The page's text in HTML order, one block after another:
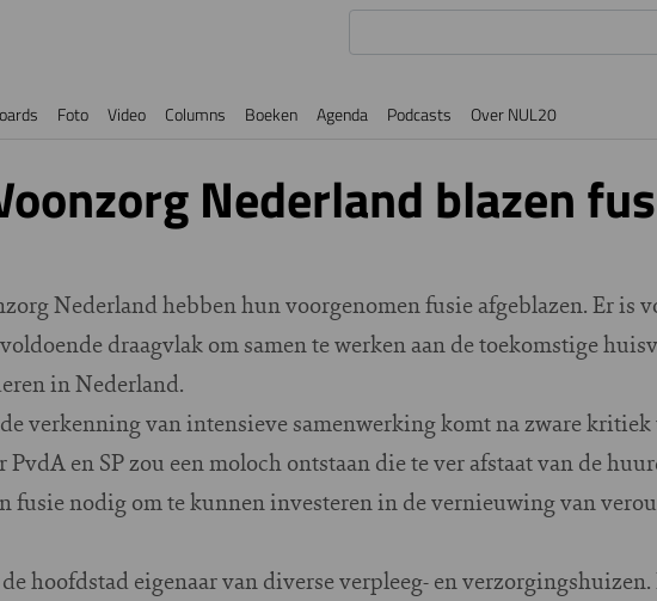
Foto Video Columns Boeken Agenda Podcasts Over NUL20
Nederland blazen
Nederland hebben hun voorgenomen fusie afgeblazen. Er is
draagvlak om samen te werken aan de toekomstige
in Nederland.
verkenning van intensieve samenwerking komt na zware kritiek
PvdA en SP zou een moloch ontstaan die te ver afstaat van de
fusie nodig om te kunnen investeren in de vernieuwing van
hoofdstad eigenaar van diverse verpleeg- en